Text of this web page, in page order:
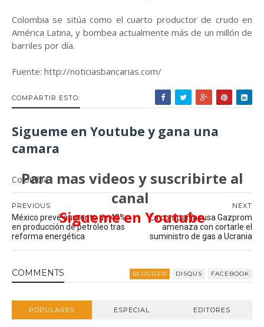
Colombia se sitúa como el cuarto productor de crudo en
América Latina, y bombea actualmente más de un millón de
barriles por día.
Fuente: http://noticiasbancarias.com/
COMPARTIR ESTO:
Sigueme en Youtube y gana una
camara
Para mas videos y suscribirte al
canal
Sigueme en Youtube
Colombia
NEXT
La compañía rusa Gazprom
amenaza con cortarle el
suministro de gas a Ucrania
PREVIOUS
México prevé aumento de 40%
en producción de petróleo tras
reforma energética
COMMENTS BLOGGER DISQUS FACEBOOK
POPULARES ESPECIAL EDITORES